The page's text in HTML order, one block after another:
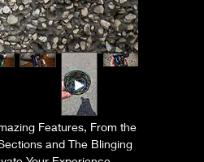
Features, From the
and The Blinging